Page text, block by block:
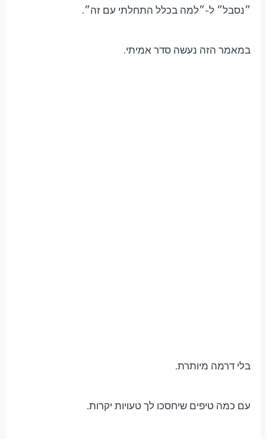
״נסבל״ ל-״למה בכלל התחלתי עם זה״.
במאמר הזה נעשה סדר אמיתי.
בלי דרמה מיותרת.
עם כמה טיפים שיחסכו לך טעויות יקרות.